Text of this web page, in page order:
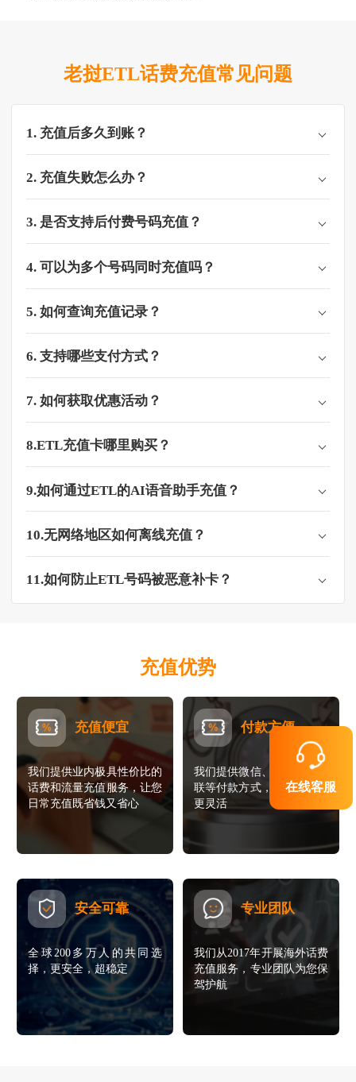
在线客服
老挝ETL话费充值常见问题
1. 充值后多久到账？
2. 充值失败怎么办？
3. 是否支持后付费号码充值？
4. 可以为多个号码同时充值吗？
5. 如何查询充值记录？
6. 支持哪些支付方式？
7. 如何获取优惠活动？
8.ETL充值卡哪里购买？
9.如何通过ETL的AI语音助手充值？
10.无网络地区如何离线充值？
11.如何防止ETL号码被恶意补卡？
充值优势
充值便宜
我们提供业内极具性价比的
话费和流量充值服务，让您
日常充值既省钱又省心
付款方便
我们提供微信、支付宝、银
联等付款方式，让您的支付
更灵活
安全可靠
全球200多万人的共同选
择，更安全，超稳定
专业团队
我们从2017年开展海外话费
充值服务，专业团队为您保
驾护航